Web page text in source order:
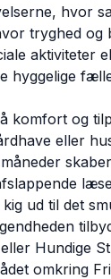
hvor
tryghed og
aktiviteter
hyggelige
komfort og
eller
ud til det
Hundige
omkring